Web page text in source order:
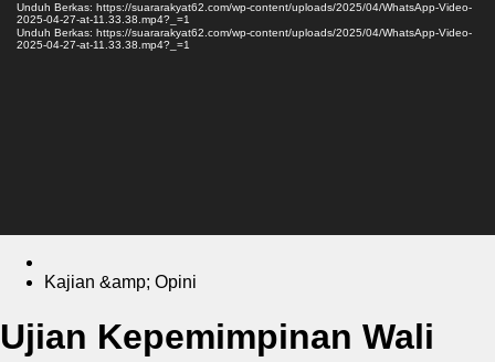
Unduh Berkas: https://suararakyat62.com/wp-content/uploads/2025/04/WhatsApp-Video-
2025-04-27-at-11.33.38.mp4?_=1
Unduh Berkas: https://suararakyat62.com/wp-content/uploads/2025/04/WhatsApp-Video-
2025-04-27-at-11.33.38.mp4?_=1
Kajian &amp; Opini
Ujian Kepemimpinan Wali